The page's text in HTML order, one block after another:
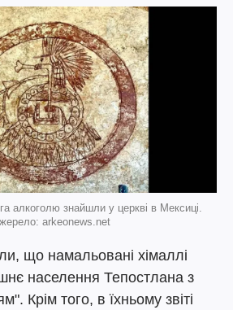
алкоголю знайшли у церкві в Мексиці.
arkeonews.net
що намальовані хімаллі
населення Тепостлана з
Крім того, в їхньому звіті